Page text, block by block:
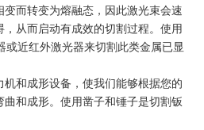
而转变为熔融态，因此激光束会速
从而启动有成效的切割过程。使用
或近红外激光器来切割此类金属已显
和成形设备，使我们能够根据您的
和成形。使用凿子和锤子是切割钣